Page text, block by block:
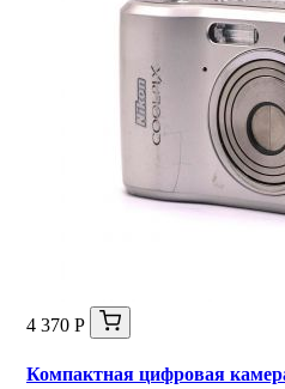
4 370 Р
Компактная цифровая